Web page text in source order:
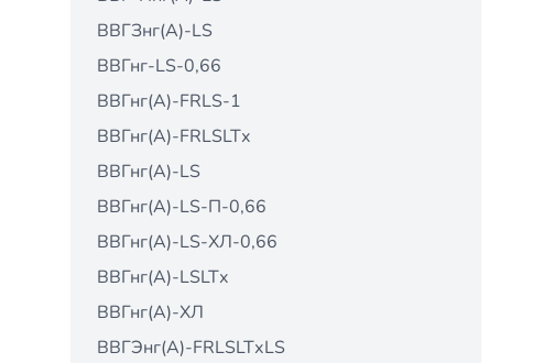
ВВГЗнг(А)-LS
ВВГнг-LS-0,66
ВВГнг(А)-FRLS-1
ВВГнг(А)-FRLSLTх
ВВГнг(А)-LS
ВВГнг(А)-LS-П-0,66
ВВГнг(А)-LS-ХЛ-0,66
ВВГнг(А)-LSLTх
ВВГнг(А)-ХЛ
ВВГЭнг(А)-FRLSLTхLS